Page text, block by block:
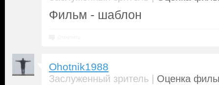
Фильм - шаблон
Ohotnik1988
Заслуженный зритель | Оценка